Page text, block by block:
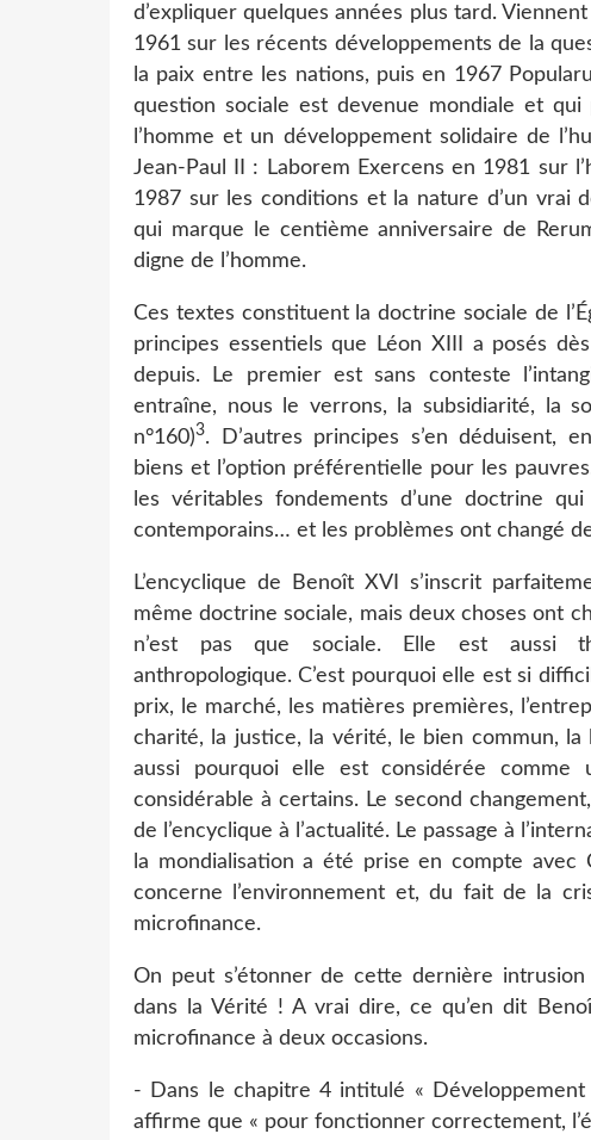
d’expliquer quelques années plus tard.
1961 sur les récents développements de la
la paix entre les nations, puis en 1967
question sociale est devenue mondiale et
l’homme et un développement solidaire de
Jean-Paul II : Laborem Exercens en 1981 sur
1987 sur les conditions et la nature d’un vrai
qui marque le centième anniversaire de
digne de l’homme.
Ces textes constituent la doctrine sociale de
principes essentiels que Léon XIII a posés
depuis. Le premier est sans conteste
entraîne, nous le verrons, la subsidiarité, la
n°160)3. D’autres principes s’en déduisent,
biens et l’option préférentielle pour les
les véritables fondements d’une doctrine
contemporains… et les problèmes ont changé
L’encyclique de Benoît XVI s’inscrit
même doctrine sociale, mais deux choses ont
n’est pas que sociale. Elle est aussi
anthropologique. C’est pourquoi elle est si
prix, le marché, les matières premières,
charité, la justice, la vérité, le bien commun,
aussi pourquoi elle est considérée
considérable à certains. Le second
de l’encyclique à l’actualité. Le passage à
la mondialisation a été prise en compte avec
concerne l’environnement et, du fait de la
microfinance.
On peut s’étonner de cette dernière
dans la Vérité ! A vrai dire, ce qu’en dit
microfinance à deux occasions.
- Dans le chapitre 4 intitulé «
affirme que « pour fonctionner correctement,